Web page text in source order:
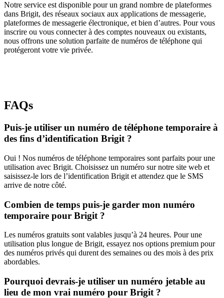
Notre service est disponible pour un grand nombre de plateformes
dans Brigit, des réseaux sociaux aux applications de messagerie,
plateformes de messagerie électronique, et bien d’autres. Pour vous
inscrire ou vous connecter à des comptes nouveaux ou existants,
nous offrons une solution parfaite de numéros de téléphone qui
protégeront votre vie privée.
FAQs
Puis-je utiliser un numéro de téléphone temporaire à
des fins d’identification Brigit ?
Oui ! Nos numéros de téléphone temporaires sont parfaits pour une
utilisation avec Brigit. Choisissez un numéro sur notre site web et
saisissez-le lors de l’identification Brigit et attendez que le SMS
arrive de notre côté.
Combien de temps puis-je garder mon numéro
temporaire pour Brigit ?
Les numéros gratuits sont valables jusqu’à 24 heures. Pour une
utilisation plus longue de Brigit, essayez nos options premium pour
des numéros privés qui durent des semaines ou des mois à des prix
abordables.
Pourquoi devrais-je utiliser un numéro jetable au
lieu de mon vrai numéro pour Brigit ?